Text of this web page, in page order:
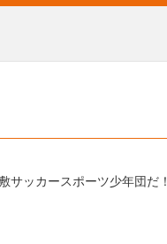
サッカースポーツ少年団だ！